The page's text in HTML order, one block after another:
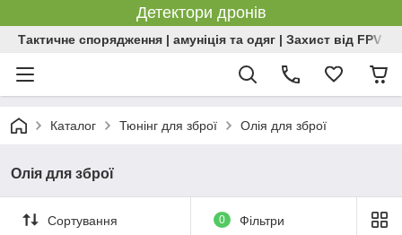
Детектори дронів
Тактичне спорядження | амуніція та одяг | Захист від FPV |
Каталог Тюнінг для зброї Олія для зброї
Олія для зброї
Сортування 0 Фільтри